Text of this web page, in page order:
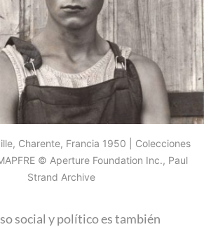
Charente, Francia 1950 | Colecciones
© Aperture Foundation Inc., Paul
Strand Archive
social y político es también